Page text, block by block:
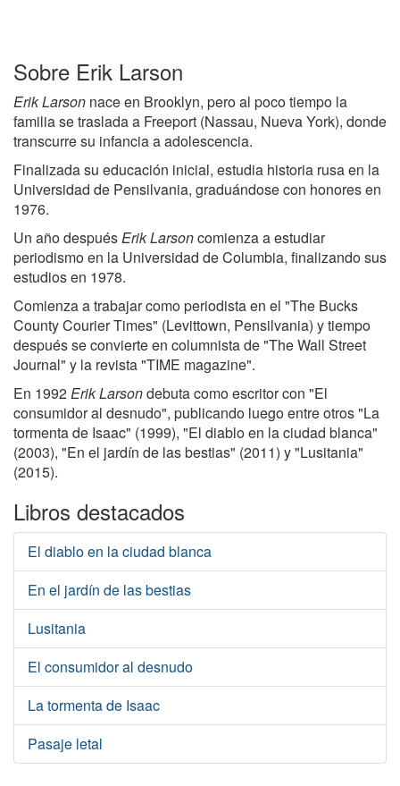
Sobre Erik Larson
Erik Larson nace en Brooklyn, pero al poco tiempo la
familia se traslada a Freeport (Nassau, Nueva York), donde
transcurre su infancia a adolescencia.
Finalizada su educación inicial, estudia historia rusa en la
Universidad de Pensilvania, graduándose con honores en
1976.
Un año despuésErik Larsoncomienza a estudiar
periodismo en la Universidad de Columbia, finalizando sus
estudios en 1978.
Comienza a trabajar como periodista en el "The Bucks
County Courier Times" (Levittown, Pensilvania) y tiempo
después se convierte en columnista de "The Wall Street
Journal" y la revista "TIME magazine".
En 1992Erik Larsondebuta como escritor con "El
consumidor al desnudo", publicando luego entre otros "La
tormenta de Isaac" (1999), "El diablo en la ciudad blanca"
(2003), "En el jardín de las bestias" (2011) y "Lusitania"
(2015).
Libros destacados
El diablo en la ciudad blanca
En el jardín de las bestias
Lusitania
El consumidor al desnudo
La tormenta de Isaac
Pasaje letal